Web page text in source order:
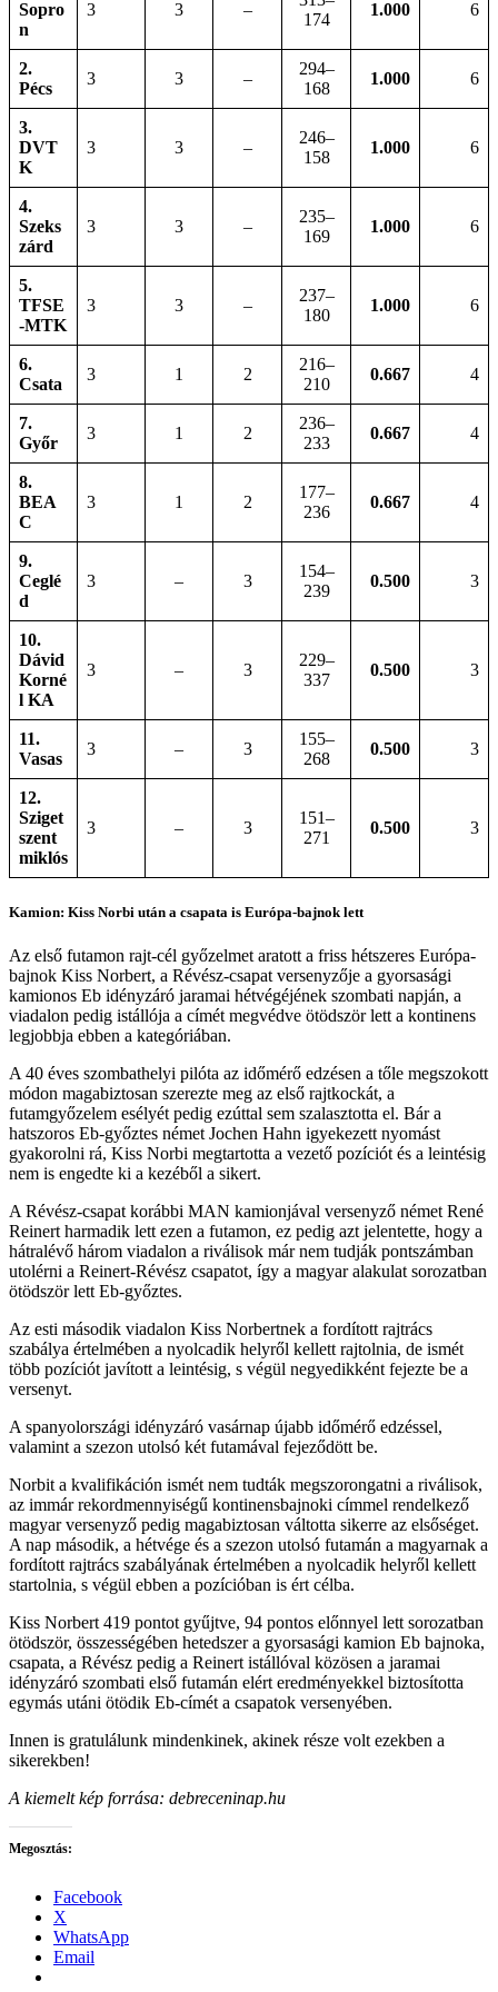
Sopro
n
3 3 –
174
1.000 6
2.
Pécs
3 3 –
294–
168
1.000 6
3.
DVT
K
3 3 –
246–
158
1.000 6
4.
Szeks
zárd
3 3 –
235–
169
1.000 6
5.
TFSE
-MTK
3 3 –
237–
180
1.000 6
6.
Csata
3 1 2
216–
210
0.667 4
7.
Győr
3 1 2
236–
233
0.667 4
8.
BEA
C
3 1 2
177–
236
0.667 4
9.
Ceglé
d
3 – 3
154–
239
0.500 3
10.
Dávid
Korné
l KA
3 – 3
229–
337
0.500 3
11.
Vasas
3 – 3
155–
268
0.500 3
12.
Sziget
szent
miklós
3 – 3
151–
271
0.500 3
Kamion: Kiss Norbi után a csapata is Európa-bajnok lett
Az első futamon rajt-cél győzelmet aratott a friss hétszeres Európa-
bajnok Kiss Norbert, a Révész-csapat versenyzője a gyorsasági
kamionos Eb idényzáró jaramai hétvégéjének szombati napján, a
viadalon pedig istállója a címét megvédve ötödször lett a kontinens
legjobbja ebben a kategóriában.
A 40 éves szombathelyi pilóta az időmérő edzésen a tőle megszokott
módon magabiztosan szerezte meg az első rajtkockát, a
futamgyőzelem esélyét pedig ezúttal sem szalasztotta el. Bár a
hatszoros Eb-győztes német Jochen Hahn igyekezett nyomást
gyakorolni rá, Kiss Norbi megtartotta a vezető pozíciót és a leintésig
nem is engedte ki a kezéből a sikert.
A Révész-csapat korábbi MAN kamionjával versenyző német René
Reinert harmadik lett ezen a futamon, ez pedig azt jelentette, hogy a
hátralévő három viadalon a riválisok már nem tudják pontszámban
utolérni a Reinert-Révész csapatot, így a magyar alakulat sorozatban
ötödször lett Eb-győztes.
Az esti második viadalon Kiss Norbertnek a fordított rajtrács
szabálya értelmében a nyolcadik helyről kellett rajtolnia, de ismét
több pozíciót javított a leintésig, s végül negyedikként fejezte be a
versenyt.
A spanyolországi idényzáró vasárnap újabb időmérő edzéssel,
valamint a szezon utolsó két futamával fejeződött be.
Norbit a kvalifikáción ismét nem tudták megszorongatni a riválisok,
az immár rekordmennyiségű kontinensbajnoki címmel rendelkező
magyar versenyző pedig magabiztosan váltotta sikerre az elsőséget.
A nap második, a hétvége és a szezon utolsó futamán a magyarnak a
fordított rajtrács szabályának értelmében a nyolcadik helyről kellett
startolnia, s végül ebben a pozícióban is ért célba.
Kiss Norbert 419 pontot gyűjtve, 94 pontos előnnyel lett sorozatban
ötödször, összességében hetedszer a gyorsasági kamion Eb bajnoka,
csapata, a Révész pedig a Reinert istállóval közösen a jaramai
idényzáró szombati első futamán elért eredményekkel biztosította
egymás utáni ötödik Eb-címét a csapatok versenyében.
Innen is gratulálunk mindenkinek, akinek része volt ezekben a
sikerekben!
A kiemelt kép forrása: debreceninap.hu
Megosztás:
Facebook
X
WhatsApp
Email